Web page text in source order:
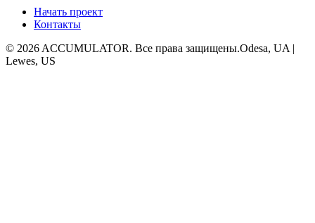
Начать проект
Контакты
© 2026 ACCUMULATOR. Все права защищены.Odesa, UA |
Lewes, US